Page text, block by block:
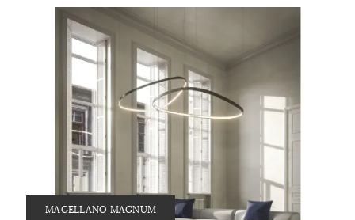
MAGELLANO MAGNUM